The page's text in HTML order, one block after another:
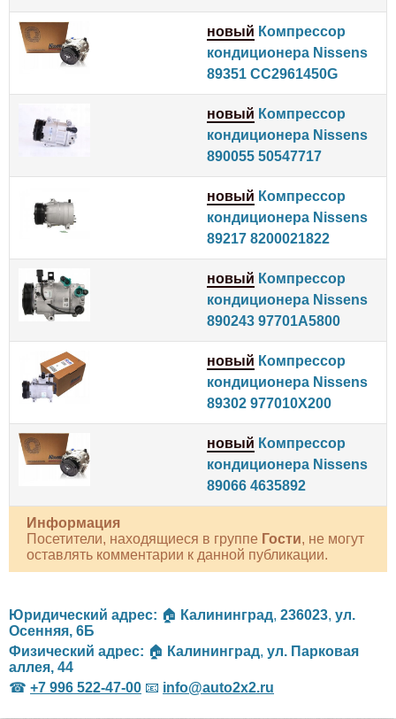
новый Компрессор
кондиционера Nissens
89351 CC2961450G
новый Компрессор
кондиционера Nissens
890055 50547717
новый Компрессор
кондиционера Nissens
89217 8200021822
новый Компрессор
кондиционера Nissens
890243 97701A5800
новый Компрессор
кондиционера Nissens
89302 977010X200
новый Компрессор
кондиционера Nissens
89066 4635892
Информация
Посетители, находящиеся в группе Гости, не могут
оставлять комментарии к данной публикации.
Юридический адрес: 🏠 Калининград, 236023, ул.
Осенняя, 6Б
Физический адрес: 🏠 Калининград, ул. Парковая
аллея, 44
☎ +7 996 522-47-00 📧 info@auto2x2.ru